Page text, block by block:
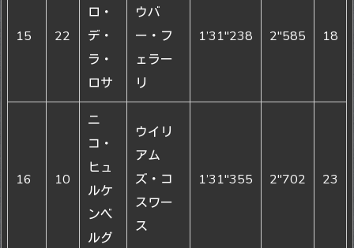
15 22
ロ・
デ・
ラ・
ロサ
ウバ
ー・フ
ェラー
リ
1’31"238 2"585 18
16 10
ニ
コ・
ヒュ
ルケ
ンベ
ルグ
ウイリ
アム
ズ・コ
スワー
ス
1’31"355 2"702 23